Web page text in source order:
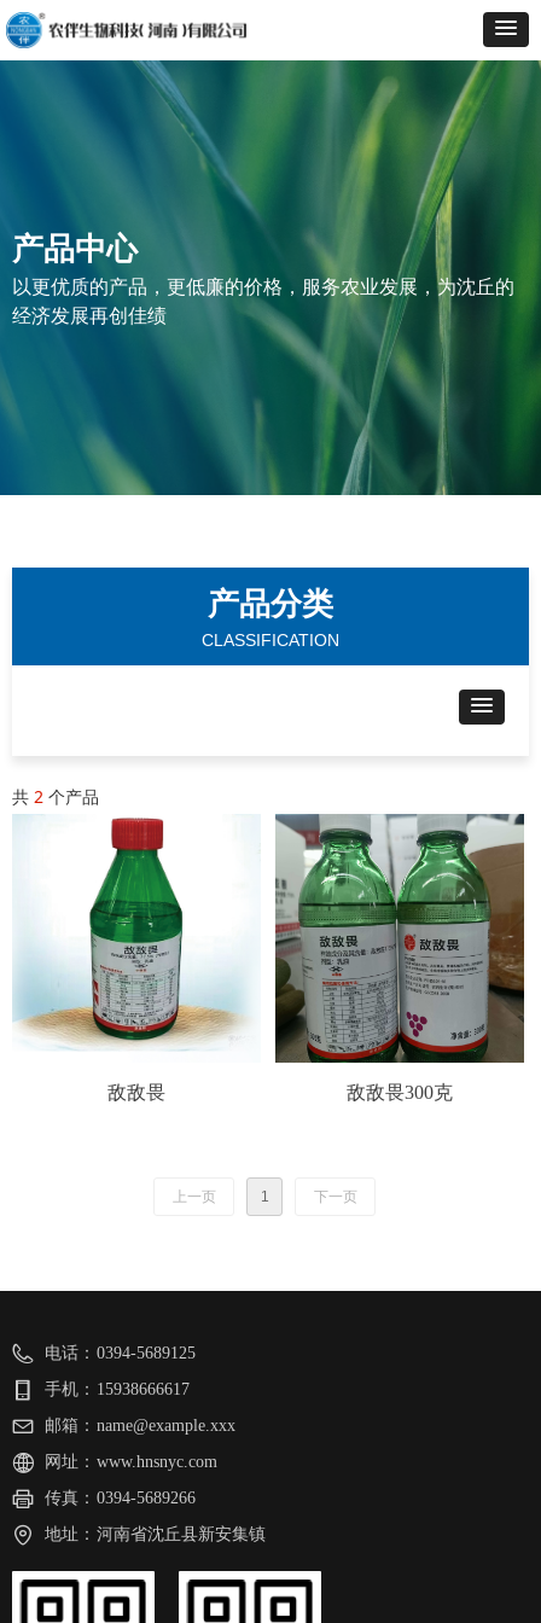
产品中心
以更优质的产品，更低廉的价格，服务农业发展，为沈丘的
经济发展再创佳绩
共 2 个产品
敌敌畏 敌敌畏300克
上一页 1 下一页
产品分类
CLASSIFICATION
电话： 0394-5689125
手机： 15938666617
邮箱： name@example.xxx
网址： www.hnsnyc.com
传真： 0394-5689266
地址： 河南省沈丘县新安集镇